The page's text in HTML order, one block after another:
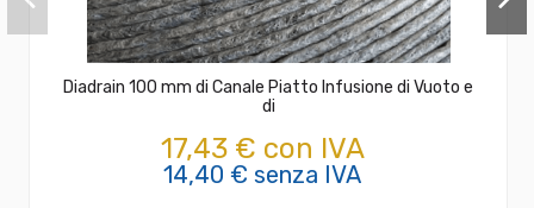
Diadrain 100 mm di Canale Piatto Infusione di Vuoto e
di
17,43 € con IVA
14,40 € senza IVA